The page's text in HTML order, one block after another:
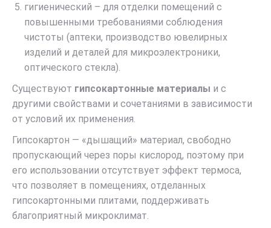
гигиенический – для отделки помещений с
повышенными требованиями соблюдения
чистоты (аптеки, производство ювелирных
изделий и деталей для микроэлектроники,
оптического стекла).
Существуют гипсокартонные материалы и с
другими свойствами и сочетаниями в зависимости
от условий их применения.
Гипсокартон — «дышащий» материал, свободно
пропускающий через поры кислород, поэтому при
его использовании отсутствует эффект термоса,
что позволяет в помещениях, отделанных
гипсокартонными плитами, поддерживать
благоприятный микроклимат.